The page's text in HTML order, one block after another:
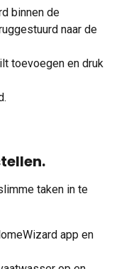
binnen de
naar de
toevoegen en druk
taken in te
app en